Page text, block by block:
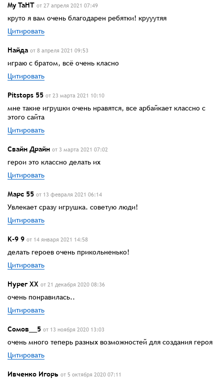
My TaHT от 27 апреля 2021 07:49
круто я вам очень благодарен ребятки! крууутяя
Цитировать
Найда от 8 апреля 2021 09:53
играю с братом, всё очень класно
Цитировать
Pitstops 55 от 23 марта 2021 10:10
мне такие игрушки очень нравятся, все арбайкает классно с
этого сайта
Цитировать
Свайн Драйн от 3 марта 2021 07:02
герои это классно делать их
Цитировать
Марс 55 от 13 февраля 2021 06:14
Увлекает сразу игрушка. советую люди!
Цитировать
K-9 9 от 14 января 2021 14:58
делать героев очень прикольненько!
Цитировать
Нурег ХХ от 21 декабря 2020 08:36
очень понравилась..
Цитировать
Сомов__5 от 13 ноября 2020 13:03
очень много теперь разных возможностей для создания героя
Цитировать
Ивченко Игорь от 5 октября 2020 07:11